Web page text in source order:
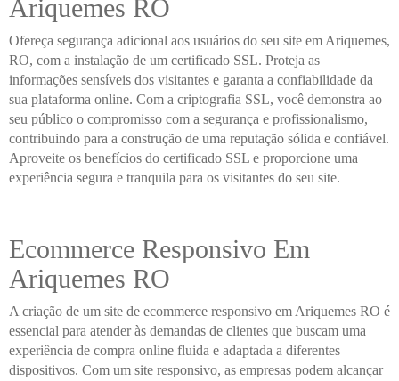
Ariquemes RO
Ofereça segurança adicional aos usuários do seu site em Ariquemes,
RO, com a instalação de um certificado SSL. Proteja as
informações sensíveis dos visitantes e garanta a confiabilidade da
sua plataforma online. Com a criptografia SSL, você demonstra ao
seu público o compromisso com a segurança e profissionalismo,
contribuindo para a construção de uma reputação sólida e confiável.
Aproveite os benefícios do certificado SSL e proporcione uma
experiência segura e tranquila para os visitantes do seu site.
Ecommerce Responsivo Em
Ariquemes RO
A criação de um site de ecommerce responsivo em Ariquemes RO é
essencial para atender às demandas de clientes que buscam uma
experiência de compra online fluida e adaptada a diferentes
dispositivos. Com um site responsivo, as empresas podem alcançar